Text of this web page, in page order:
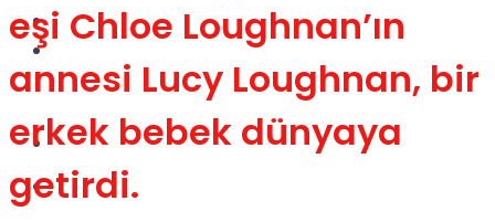
TV
Kadınca
Spor
eşi Chloe Loughnan’ın
annesi Lucy Loughnan, bir
erkek bebek dünyaya
getirdi.